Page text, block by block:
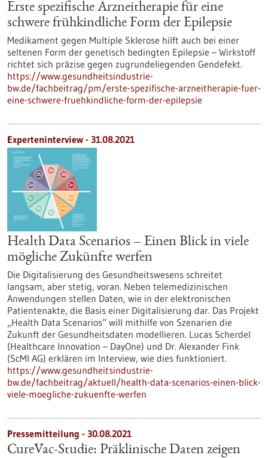
Erste spezifische Arzneitherapie für eine
schwere frühkindliche Form der Epilepsie
Medikament gegen Multiple Sklerose hilft auch bei einer
seltenen Form der genetisch bedingten Epilepsie – Wirkstoff
richtet sich präzise gegen zugrundeliegenden Gendefekt.
https://www.gesundheitsindustrie-
bw.de/fachbeitrag/pm/erste-spezifische-arzneitherapie-fuer-
eine-schwere-fruehkindliche-form-der-epilepsie
Experteninterview - 31.08.2021
Health Data Scenarios – Einen Blick in viele
mögliche Zukünfte werfen
Die Digitalisierung des Gesundheitswesens schreitet
langsam, aber stetig, voran. Neben telemedizinischen
Anwendungen stellen Daten, wie in der elektronischen
Patientenakte, die Basis einer Digitalisierung dar. Das Projekt
„Health Data Scenarios“ will mithilfe von Szenarien die
Zukunft der Gesundheitsdaten modellieren. Lucas Scherdel
(Healthcare Innovation – DayOne) und Dr. Alexander Fink
(ScMI AG) erklären im Interview, wie dies funktioniert.
https://www.gesundheitsindustrie-
bw.de/fachbeitrag/aktuell/health-data-scenarios-einen-blick-
viele-moegliche-zukuenfte-werfen
Pressemitteilung - 30.08.2021
CureVac-Studie: Präklinische Daten zeigen